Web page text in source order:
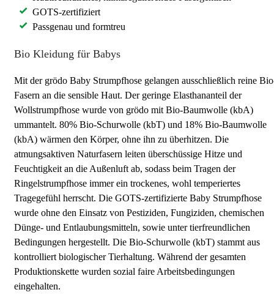
GOTS-zertifiziert
Passgenau und formtreu
Bio Kleidung für Babys
Mit der grödo Baby Strumpfhose gelangen ausschließlich reine
Fasern an die sensible Haut. Der geringe Elasthananteil der
Wollstrumpfhose wurde von grödo mit Bio-Baumwolle (kbA)
ummantelt. 80% Bio-Schurwolle (kbT) und 18% Bio-Baumwolle
(kbA) wärmen den Körper, ohne ihn zu überhitzen. Die
atmungsaktiven Naturfasern leiten überschüssige Hitze und
Feuchtigkeit an die Außenluft ab, sodass beim Tragen der
Ringelstrumpfhose immer ein trockenes, wohl temperiertes
Tragegefühl herrscht. Die GOTS-zertifizierte Baby Strumpfhose
wurde ohne den Einsatz von Pestiziden, Fungiziden, chemischen
Dünge- und Entlaubungsmitteln, sowie unter tierfreundlichen
Bedingungen hergestellt. Die Bio-Schurwolle (kbT) stammt aus
kontrolliert biologischer Tierhaltung. Während der gesamten
Produktionskette wurden sozial faire Arbeitsbedingungen
eingehalten.